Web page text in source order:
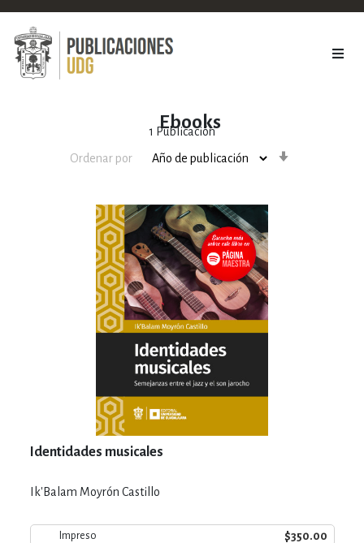
Ebooks
1 Publicación
Ordenar por
Identidades musicales
Ik'Balam Moyrón Castillo
Impreso $350.00